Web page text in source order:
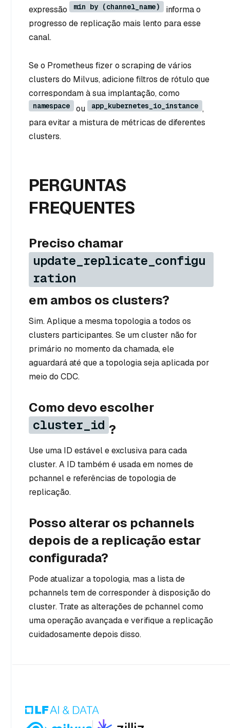
expressão
min by (channel_name)
informa o
progresso de replicação mais lento para esse
canal.
Se o Prometheus fizer o scraping de vários
clusters do Milvus, adicione filtros de rótulo que
correspondam à sua implantação, como
namespace ou app_kubernetes_io_instance ,
para evitar a mistura de métricas de diferentes
clusters.
PERGUNTAS
FREQUENTES
Preciso chamar
update_replicate_configu
ration
em ambos os clusters?
Sim. Aplique a mesma topologia a todos os
clusters participantes. Se um cluster não for
primário no momento da chamada, ele
aguardará até que a topologia seja aplicada por
meio do CDC.
Como devo escolher
cluster_id ?
Use uma ID estável e exclusiva para cada
cluster. A ID também é usada em nomes de
pchannel e referências de topologia de
replicação.
Posso alterar os pchannels
depois de a replicação estar
configurada?
Pode atualizar a topologia, mas a lista de
pchannels tem de corresponder à disposição do
cluster. Trate as alterações de pchannel como
uma operação avançada e verifique a replicação
cuidadosamente depois disso.